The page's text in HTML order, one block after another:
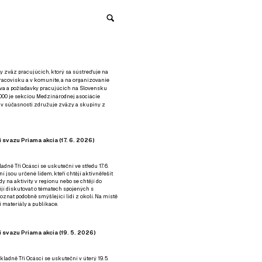
zväz pracujúcich, ktorý sa sústreďuje na
a v komunite, a na organizovanie
a požiadavky pracujúcich na Slovensku
je sekciou Medzinárodnej asociácie
v súčasnosti združuje zväzy a skupiny z
Priama akcia (17. 6. 2026)
Tři Ocásci se uskuteční ve středu 17. 6.
jsou určené lidem, kteří chtějí aktivněřešit
na aktivity v regionu nebo se chtějí do
diskutovat o tématech spojených s
podobně smýšlející lidi z okolí. Na místě
materiály a publikace.
Priama akcia (19. 5. 2026)
Tři Ocásci se uskuteční v úterý 19. 5.